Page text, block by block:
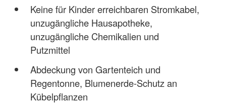
Keine für Kinder erreichbaren Stromkabel,
unzugängliche Hausapotheke,
unzugängliche Chemikalien und
Putzmittel
Abdeckung von Gartenteich und
Regentonne, Blumenerde-Schutz an
Kübelpflanzen